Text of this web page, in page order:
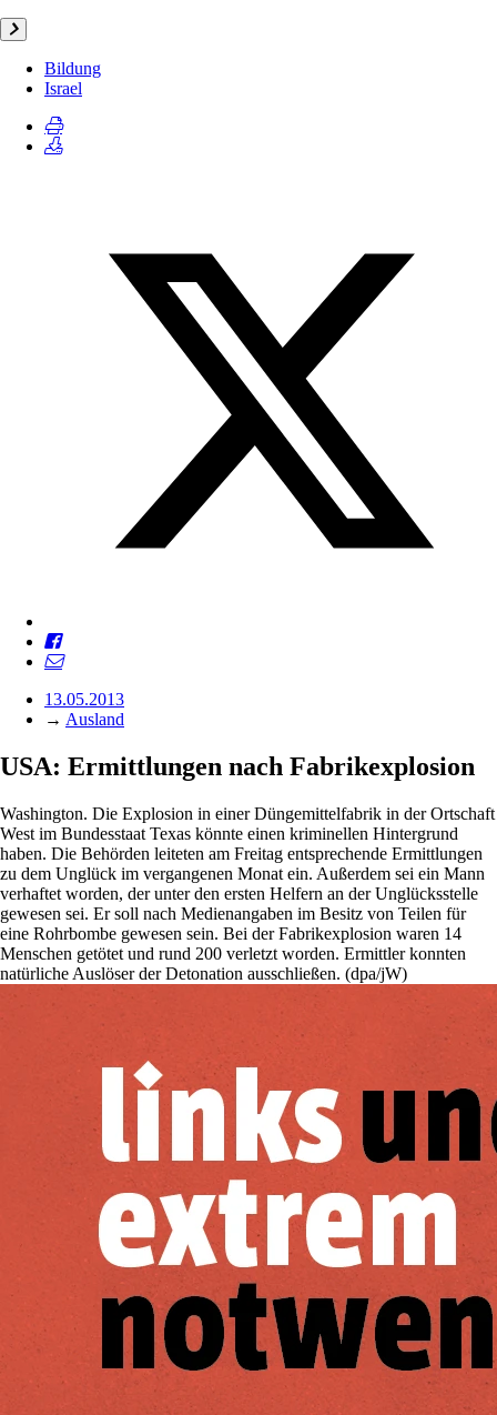
Bildung
Israel
13.05.2013
→ Ausland
USA: Ermittlungen nach Fabrikexplosion
Washington. Die Explosion in einer Düngemittelfabrik in der Ortschaft
West im Bundesstaat Texas könnte einen kriminellen Hintergrund
haben. Die Behörden leiteten am Freitag entsprechende Ermittlungen
zu dem Unglück im vergangenen Monat ein. Außerdem sei ein Mann
verhaftet worden, der unter den ersten Helfern an der Unglücksstelle
gewesen sei. Er soll nach Medienangaben im Besitz von Teilen für
eine Rohrbombe gewesen sein. Bei der Fabrikexplosion waren 14
Menschen getötet und rund 200 verletzt worden. Ermittler konnten
natürliche Auslöser der Detonation ausschließen. (dpa/jW)